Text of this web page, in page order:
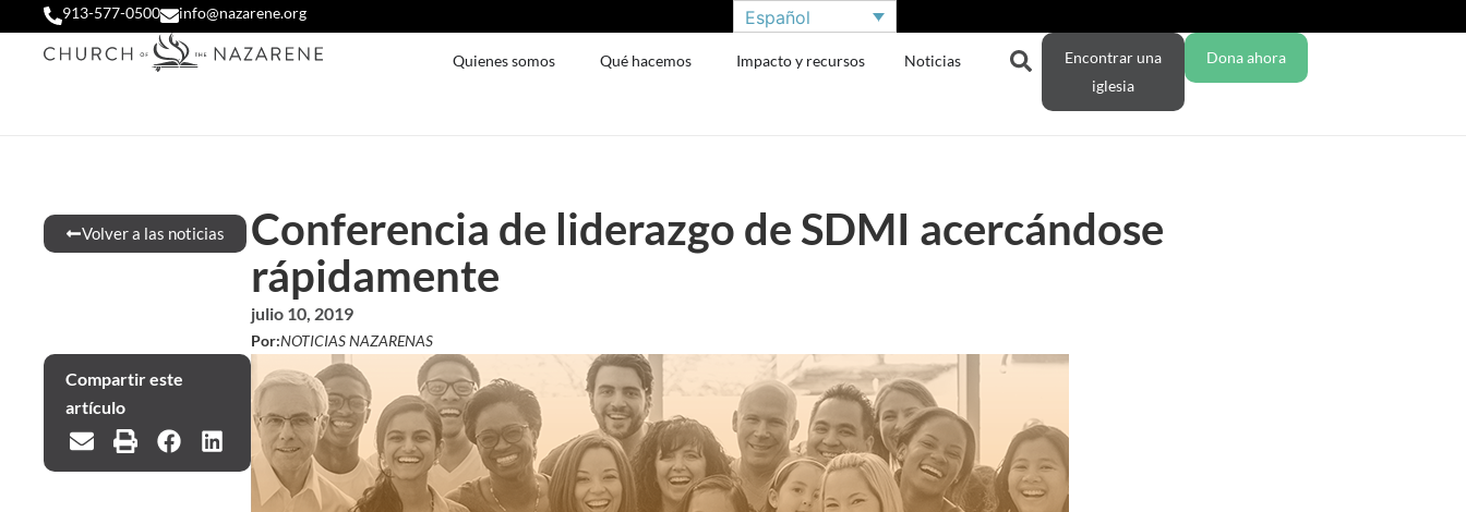
913-577-0500 info@nazarene.org Español
Quienes somos Qué hacemos Impacto y recursos Noticias
Encontrar una
iglesia
Dona ahora
Volver a las noticias
Conferencia de liderazgo de SDMI acercándose
rápidamente
julio 10, 2019
Por:NOTICIAS NAZARENAS
Compartir este
artículo